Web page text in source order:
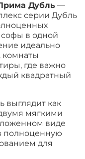
Дубль —
серии Дубль
в одной
идеально
комнаты
где важно
квадратный
выглядит как
мягкими
виде
полноценную
для